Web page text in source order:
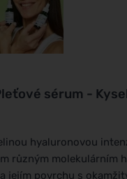
sérum -
hyaluronovou
různým
jejím povrchu s